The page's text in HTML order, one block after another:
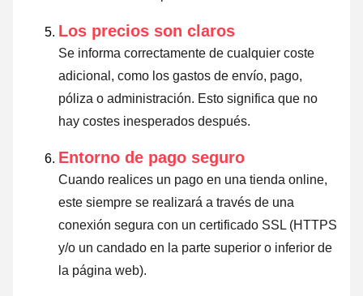
Los precios son claros
Se informa correctamente de cualquier coste
adicional, como los gastos de envío, pago,
póliza o administración. Esto significa que no
hay costes inesperados después.
Entorno de pago seguro
Cuando realices un pago en una tienda online,
este siempre se realizará a través de una
conexión segura con un certificado SSL (HTTPS
y/o un candado en la parte superior o inferior de
la página web).